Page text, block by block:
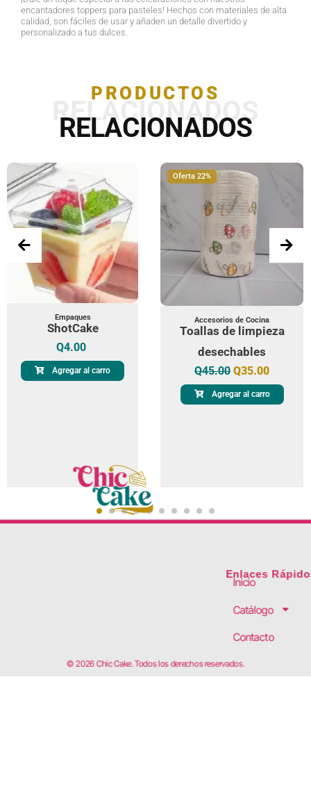
encantadores toppers para pasteles! Hechos con materiales de alta
calidad, son fáciles de usar y añaden un detalle divertido y
personalizado a tus dulces.
PRODUCTOS
RELACIONADOS
RELACIONADOS
Empaques
ShotCake
Q4.00
Agregar al carro
Oferta 22%
Accesorios de Cocina
Toallas de limpieza
desechables
Q45.00 Q35.00
Agregar al carro
Enlaces
Inicio
Catálogo
Contacto
© 2026 Chic Cake. Todos los derechos reservados.